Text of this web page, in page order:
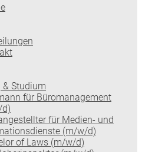
Studium
für Büromanagement
für Medien- und
(m/w/d)
of Laws (m/w/d)